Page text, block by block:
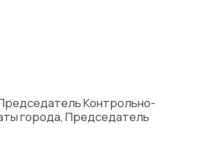
Контрольно-
города, Председатель